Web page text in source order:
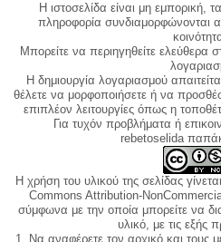
Η ιστοσελίδα είναι μη εμπορική,
πληροφορία συνδιαμορφώνονται
Μπορείτε να περιηγηθείτε ελεύθερα
Η δημιουργία λογαριασμού
θέλετε να μορφοποιήσετε ή να
επιπλέον λειτουργίες όπως η
Για τυχόν προβλήματα ή
rebetoselida
Η χρήση του υλικού της σελίδας
Commons Attribution-
σύμφωνα με την οποία μπορείτε να
υλικό, με τις εξής
1. Να αναφέρετε τον αρχικό και τους